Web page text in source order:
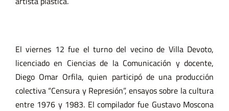
El viernes 12 fue el turno del vecino de Villa Devoto,
licenciado en Ciencias de la Comunicación y docente,
Diego Omar Orfila, quien participó de una producción
colectiva “Censura y Represión”, ensayos sobre la cultura
entre 1976 y 1983. El compilador fue Gustavo Moscona